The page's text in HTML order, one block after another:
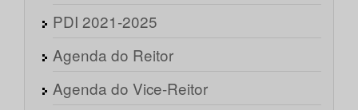
PDI 2021-2025
Agenda do Reitor
Agenda do Vice-Reitor